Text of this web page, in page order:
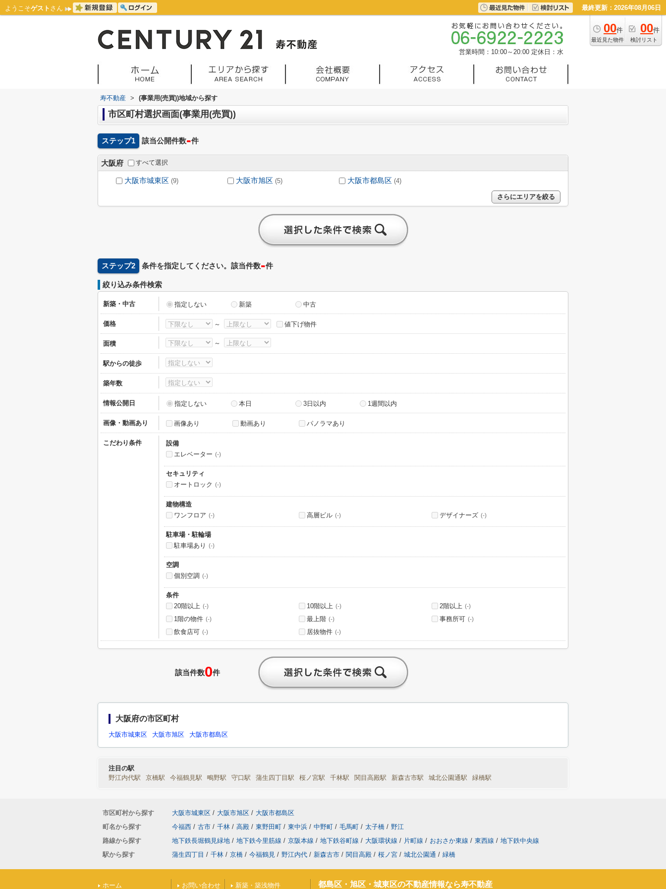
ようこそゲスト さん 最終更新：2026年08月06日
00件
最近見た物件
00件
検討リスト
営業時間：10:00～20:00 定休日：水
寿不動産 > (事業用(売買))地域から探す
市区町村選択画面(事業用(売買))
ステップ1 該当公開件数-件
大阪府 すべて選択
大阪市城東区 (9) 大阪市旭区 (5) 大阪市都島区 (4)
さらにエリアを絞る
ステップ2 条件を指定してください。該当件数-件
絞り込み条件検索
新築・中古 指定しない 新築 中古
価格 ～ 値下げ物件
面積 ～
駅からの徒歩
築年数
情報公開日 指定しない 本日 3日以内 1週間以内
画像・動画あり 画像あり 動画あり パノラマあり
こだわり条件
設備
エレベーター (-)
セキュリティ
オートロック (-)
建物構造
ワンフロア (-) 高層ビル (-) デザイナーズ (-)
駐車場・駐輪場
駐車場あり
(-)
空調
個別空調 (-)
条件
20階以上 (-) 10階以上 (-) 2階以上 (-)
1階の物件 (-) 最上階 (-) 事務所可 (-)
飲食店可 (-) 居抜物件 (-)
該当件数0件
大阪府の市区町村
大阪市城東区 大阪市旭区 大阪市都島区
注目の駅
野江内代駅
京橋駅 今福鶴見駅 鴫野駅 守口駅 蒲生四丁目駅 桜ノ宮駅 千林駅 関目高殿駅 新森古市駅 城北公園通駅 緑橋駅
市区町村から探す 大阪市城東区 / 大阪市旭区 / 大阪市都島区
町名から探す
今福西 / 古市 / 千林 / 高殿 / 東野田町 / 東中浜 / 中野町 / 毛馬町 / 太子橋 / 野江
路線から探す
地下鉄長堀鶴見緑地 / 地下鉄今里筋線 / 京阪本線 / 地下鉄谷町線 / 大阪環状線 / 片町線 / おおさか東線 / 東西線 / 地下鉄中央線
駅から探す
蒲生四丁目 / 千林 / 京橋 / 今福鶴見 / 野江内代 / 新森古市 / 関目高殿 / 桜ノ宮 / 城北公園通 / 緑橋
ホーム お問い合わせ 新築・築浅物件 都島区・旭区・城東区の不動産情報なら寿不動産